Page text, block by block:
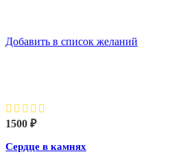
Добавить в список желаний
1500 ₽
Сердце в камнях